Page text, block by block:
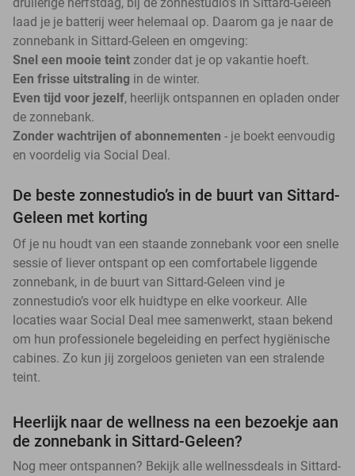
druilerige herfstdag, bij de zonnestudio’s in Sittard-Geleen
laad je je batterij weer helemaal op. Daarom ga je naar de
zonnebank in Sittard-Geleen en omgeving:
Snel een mooie teint zonder dat je op vakantie hoeft.
Een frisse uitstraling in de winter.
Even tijd voor jezelf, heerlijk ontspannen en opladen onder
de zonnebank.
Zonder wachtrijen of abonnementen - je boekt eenvoudig
en voordelig via Social Deal.
De beste zonnestudio’s in de buurt van Sittard-
Geleen met korting
Of je nu houdt van een staande zonnebank voor een snelle
sessie of liever ontspant op een comfortabele liggende
zonnebank, in de buurt van Sittard-Geleen vind je
zonnestudio’s voor elk huidtype en elke voorkeur. Alle
locaties waar Social Deal mee samenwerkt, staan bekend
om hun professionele begeleiding en perfect hygiënische
cabines. Zo kun jij zorgeloos genieten van een stralende
teint.
Heerlijk naar de wellness na een bezoekje aan
de zonnebank in Sittard-Geleen?
Nog meer ontspannen? Bekijk alle wellnessdeals in Sittard-